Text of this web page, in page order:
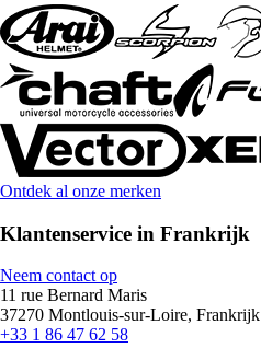
Ontdek al onze merken
Klantenservice in Frankrijk
Neem contact op
11 rue Bernard Maris
37270 Montlouis-sur-Loire, Frankrijk
+33 1 86 47 62 58